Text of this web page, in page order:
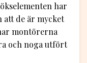
har
att de är mycket
montörerna
och noga utfört